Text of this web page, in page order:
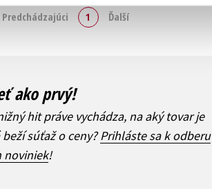
Predchádzajúci 1 Ďalší
ako prvý!
hit práve vychádza, na aký tovar je
súťaž o ceny?Prihláste sa k odberu
noviniek!